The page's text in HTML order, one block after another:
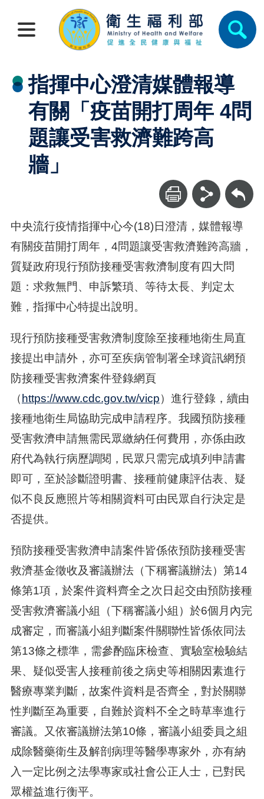
指揮中心澄清媒體報導
有關「疫苗開打周年 4問
題讓受害救濟難跨高
牆」
回上一頁
中央流行疫情指揮中心今(18)日澄清，媒體報導
有關疫苗開打周年，4問題讓受害救濟難跨高牆，
質疑政府現行預防接種受害救濟制度有四大問
題：求救無門、申訴繁瑣、等待太長、判定太
難，指揮中心特提出說明。
現行預防接種受害救濟制度除至接種地衛生局直
接提出申請外，亦可至疾病管制署全球資訊網預
防接種受害救濟案件登錄網頁
（ https://www.cdc.gov.tw/vicp）進行登錄，續由
接種地衛生局協助完成申請程序。我國預防接種
受害救濟申請無需民眾繳納任何費用，亦係由政
府代為執行病歷調閱，民眾只需完成填列申請書
即可，至於診斷證明書、接種前健康評估表、疑
似不良反應照片等相關資料可由民眾自行決定是
否提供。
預防接種受害救濟申請案件皆係依預防接種受害
救濟基金徵收及審議辦法（下稱審議辦法）第14
條第1項，於案件資料齊全之次日起交由預防接種
受害救濟審議小組（下稱審議小組）於6個月內完
成審定，而審議小組判斷案件關聯性皆係依同法
第13條之標準，需參酌臨床檢查、實驗室檢驗結
果、疑似受害人接種前後之病史等相關因素進行
醫療專業判斷，故案件資料是否齊全，對於關聯
性判斷至為重要，自難於資料不全之時草率進行
審議。又依審議辦法第10條，審議小組委員之組
成除醫藥衛生及解剖病理等醫學專家外，亦有納
入一定比例之法學專家或社會公正人士，已對民
眾權益進行衡平。